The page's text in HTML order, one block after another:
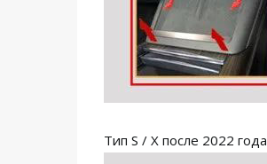
Тип S / X после 2022 года